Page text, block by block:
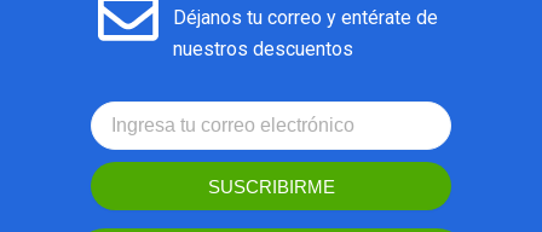
Déjanos tu correo y entérate de
nuestros descuentos
SUSCRIBIRME